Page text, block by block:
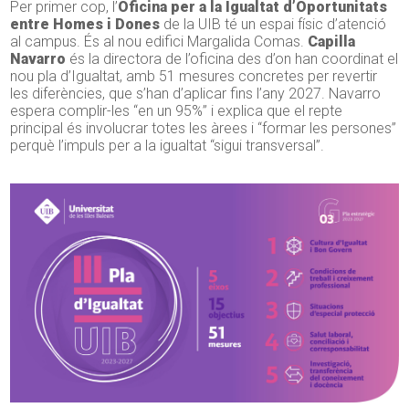
Per primer cop, l’Oficina per a la Igualtat d’Oportunitats
entre Homes i Dones de la UIB té un espai físic d’atenció
al campus. És al nou edifici Margalida Comas. Capilla
Navarro és la directora de l’oficina des d’on han coordinat el
nou pla d’Igualtat, amb 51 mesures concretes per revertir
les diferències, que s’han d’aplicar fins l’any 2027. Navarro
espera complir-les “en un 95%” i explica que el repte
principal és involucrar totes les àrees i “formar les persones”
perquè l’impuls per a la igualtat “sigui transversal”.